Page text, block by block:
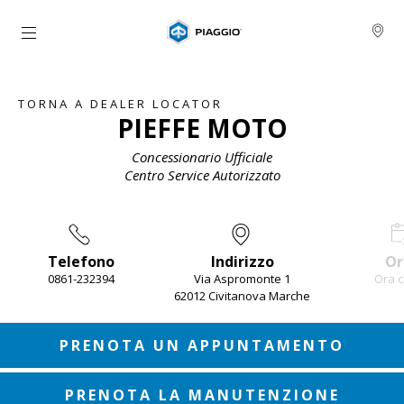
Vai al contenuto principale
TORNA A DEALER LOCATOR
PIEFFE MOTO
Concessionario Ufficiale
Centro Service Autorizzato
Telefono
0861-232394
Indirizzo
Via Aspromonte 1
62012 Civitanova Marche
Ora
of
PRENOTA UN APPUNTAMENTO
PRENOTA LA MANUTENZIONE